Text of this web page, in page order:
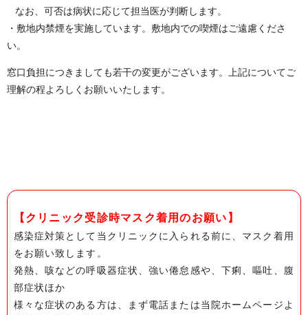
なお、可否は病状に応じて担当医が判断します。
・敷地内禁煙を実施しています。敷地内での喫煙はご遠慮くださ
い。
窓口負担につきましても若干の変更がございます。上記についてご
理解の程よろしくお願いいたします。
【クリニック受診時マスク着用のお願い】
感染症対策として当クリニックに入られる前に、マスク着用
をお願い致します。
発熱、咳などの呼吸器症状、強い倦怠感や、下痢、嘔吐、腹
部症状ほか
様々な症状のある方は、まず電話または当院ホームページよ